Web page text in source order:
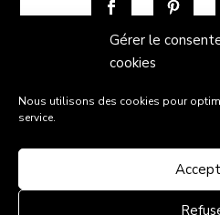
Gérer le
cookies
Nous utilisons des cookies pour
service.
Conditions
Politique de confidentialité
Contact